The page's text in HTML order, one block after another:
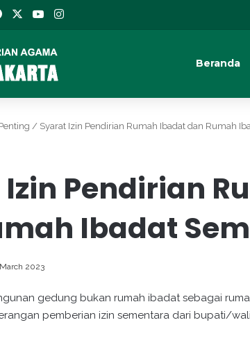
Facebook YouTube
Beranda
/ Syarat Izin Pendirian Rumah Ibadat dan Rumah
Pendirian
Ibadat
2023
gedung bukan rumah ibadat sebagai
pemberian izin sementara dari bupati/